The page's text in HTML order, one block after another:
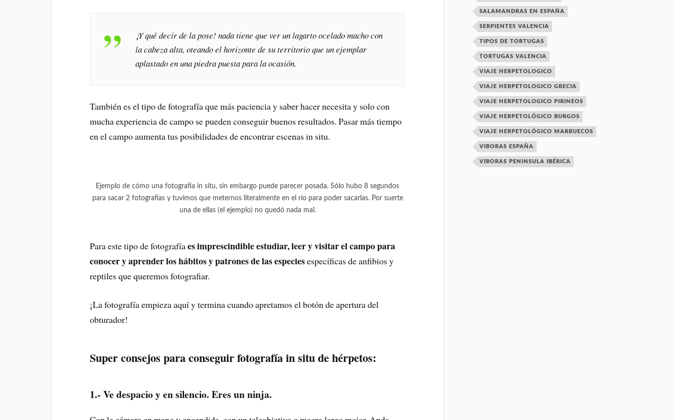
¡Y qué decir de la pose! nada tiene que ver un lagarto ocelado macho con
la cabeza alta, oteando el horizonte de su territorio que un ejemplar
aplastado en una piedra puesta para la ocasión.
También es el tipo de fotografía que más paciencia y saber hacer necesita y solo con
mucha experiencia de campo se pueden conseguir buenos resultados. Pasar más tiempo
en el campo aumenta tus posibilidades de encontrar escenas in situ.
Ejemplo de cómo una fotografía in situ, sin embargo puede parecer posada. Sólo hubo 8 segundos
para sacar 2 fotografías y tuvimos que meternos literalmente en el río para poder sacarlas. Por suerte
una de ellas (el ejemplo) no quedó nada mal.
Para este tipo de fotografíaes imprescindible estudiar, leer y visitar el campo para
conocer y aprender los hábitos y patrones de las especiesespecíficas de anfibios y
reptiles que queremos fotografiar.
¡La fotografía empieza aquí y termina cuando apretamos el botón de apertura del
obturador!
Super consejos para conseguir fotografía in situ de hérpetos:
1.- Ve despacio y en silencio. Eres un ninja.
SALAMANDRAS EN ESPAÑA
SERPIENTES VALENCIA
TIPOS DE TORTUGAS
TORTUGAS VALENCIA
VIAJE HERPETOLOGICO
VIAJE HERPETOLOGICO GRECIA
VIAJE HERPETOLOGICO PIRINEOS
VIAJE HERPETOLÓGICO BURGOS
VIAJE HERPETOLÓGICO MARRUECOS
VIBORAS ESPAÑA
VIBORAS PENINSULA IBÉRICA